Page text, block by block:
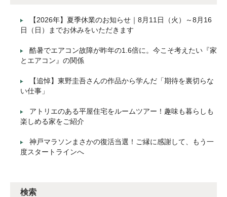
【2026年】夏季休業のお知らせ｜8月11日（火）～8月16
日（日）までお休みをいただきます
酷暑でエアコン故障が昨年の1.6倍に。今こそ考えたい『家
とエアコン』の関係
【追悼】東野圭吾さんの作品から学んだ「期待を裏切らな
い仕事」
アトリエのある平屋住宅をルームツアー！趣味も暮らしも
楽しめる家をご紹介
神戸マラソンまさかの復活当選！ご縁に感謝して、もう一
度スタートラインへ
検索